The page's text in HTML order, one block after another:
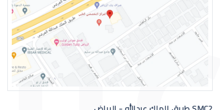
القرنية المخروطية والصداع